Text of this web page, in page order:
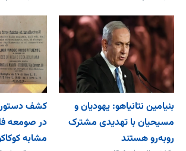
بنیامین نتانیاهو: یهودیان و
مسیحیان با تهدیدی مشترک
روبه‌رو هستند
کشف
در صومعه
مشابه